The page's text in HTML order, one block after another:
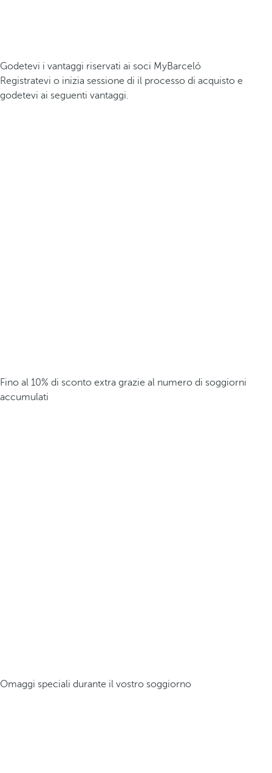
Godetevi i vantaggi riservati ai soci MyBarceló
Registratevi o inizia sessione di il processo di acquisto e
godetevi ai seguenti vantaggi.
Fino al 10% di sconto extra grazie al numero di soggiorni
accumulati
Omaggi speciali durante il vostro soggiorno